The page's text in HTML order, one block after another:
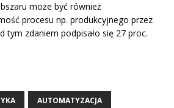
może być również
procesu np. produkcyjnego przez
tym zdaniem podpisało się 27 proc.
AUTOMATYZACJA